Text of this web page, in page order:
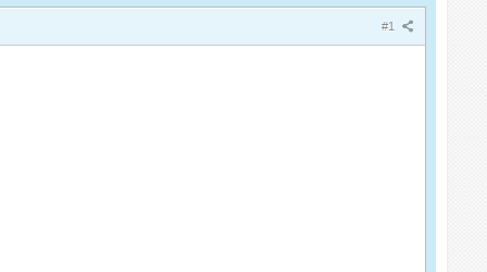
#1